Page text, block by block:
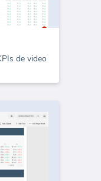
de video